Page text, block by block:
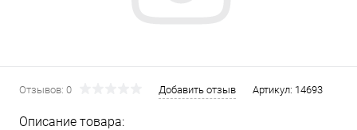
Отзывов: 0 Добавить отзыв Артикул: 14693
Описание товара: